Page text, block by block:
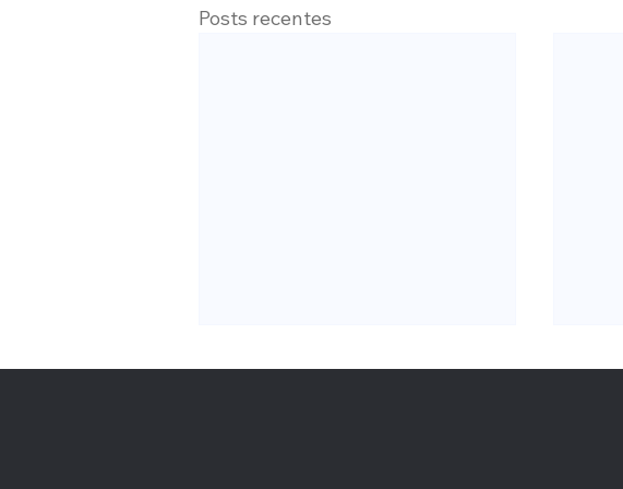
Posts recentes